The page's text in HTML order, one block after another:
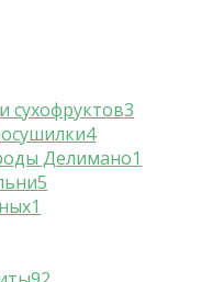
сухофруктов3
4
Делимано1
5
1